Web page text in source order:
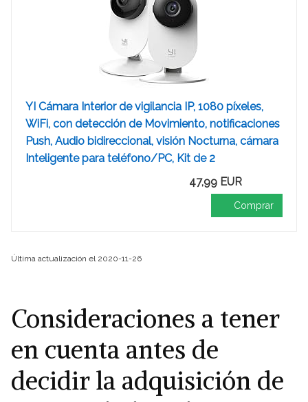
YI Cámara Interior de vigilancia IP, 1080 píxeles,
WiFi, con detección de Movimiento, notificaciones
Push, Audio bidireccional, visión Nocturna, cámara
Inteligente para teléfono/PC, Kit de 2
47,99 EUR
Comprar
Última actualización el 2020-11-26
Consideraciones a tener
en cuenta antes de
decidir la adquisición de